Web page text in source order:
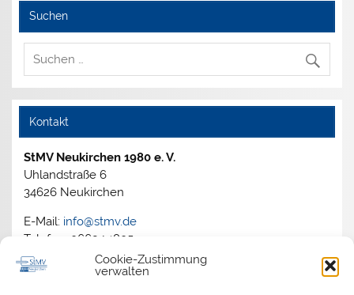
Cookie-Zustimmung
verwalten
Suchen
Kontakt
StMV Neukirchen 1980 e. V.
Uhlandstraße 6
34626 Neukirchen
E-Mail: info@stmv.de
Telefon: 06694 1805